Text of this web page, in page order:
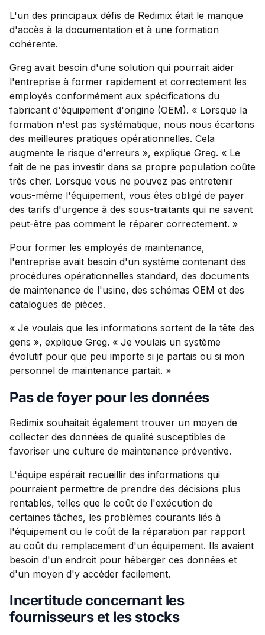
L'un des principaux défis de Redimix était le manque
d'accès à la documentation et à une formation
cohérente.
Greg avait besoin d'une solution qui pourrait aider
l'entreprise à former rapidement et correctement les
employés conformément aux spécifications du
fabricant d'équipement d'origine (OEM). « Lorsque la
formation n'est pas systématique, nous nous écartons
des meilleures pratiques opérationnelles. Cela
augmente le risque d'erreurs », explique Greg. « Le
fait de ne pas investir dans sa propre population coûte
très cher. Lorsque vous ne pouvez pas entretenir
vous-même l'équipement, vous êtes obligé de payer
des tarifs d'urgence à des sous-traitants qui ne savent
peut-être pas comment le réparer correctement. »
Pour former les employés de maintenance,
l'entreprise avait besoin d'un système contenant des
procédures opérationnelles standard, des documents
de maintenance de l'usine, des schémas OEM et des
catalogues de pièces.
« Je voulais que les informations sortent de la tête des
gens », explique Greg. « Je voulais un système
évolutif pour que peu importe si je partais ou si mon
personnel de maintenance partait. »
Pas de foyer pour les données
Redimix souhaitait également trouver un moyen de
collecter des données de qualité susceptibles de
favoriser une culture de maintenance préventive.
L'équipe espérait recueillir des informations qui
pourraient permettre de prendre des décisions plus
rentables, telles que le coût de l'exécution de
certaines tâches, les problèmes courants liés à
l'équipement ou le coût de la réparation par rapport
au coût du remplacement d'un équipement. Ils avaient
besoin d'un endroit pour héberger ces données et
d'un moyen d'y accéder facilement.
Incertitude concernant les
fournisseurs et les stocks